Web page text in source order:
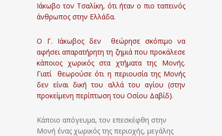
Ιάκωβο τον Τσαλίκη, ότι ήταν ο πιο ταπεινός
άνθρωπος στην Ελλάδα.
Ο Γ. Ιάκωβος δεν θεώρησε σκόπιμο να
αφήσει απαρατήρητη τη ζημιά που προκάλεσε
κάποιος χωρικός στα χτήματα της Μονής.
Γιατί θεωρούσε ότι η περιουσία της Μονής
δεν είναι δική του αλλά του αγίου (στην
προκείμενη περίπτωση του Οσίου Δαβίδ).
Κάποιο απόγευμα, τον επεσκέφθη στην
Μονή ένας χωρικός της περιοχής, μεγάλης